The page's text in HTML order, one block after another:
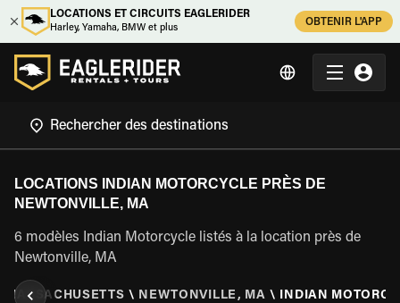
LOCATIONS ET CIRCUITS EAGLERIDER
Harley, Yamaha, BMW et plus
OBTENIR L'APP
LOCATIONS INDIAN MOTORCYCLE PRÈS DE
NEWTONVILLE, MA
6 modèles Indian Motorcycle listés à la location près de
Newtonville, MA
MASSACHUSETTS \ NEWTONVILLE, MA \ INDIAN